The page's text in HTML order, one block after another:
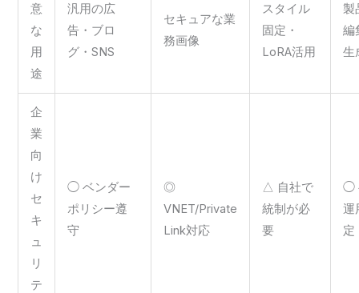
意
な
用
途
汎用の広
告・ブロ
グ・SNS
セキュアな業
務画像
スタイル
固定・
LoRA活用
製
編
生
企
業
向
け
セ
キ
ュ
リ
テ
◯ ベンダー
ポリシー遵
守
◎
VNET/Private
Link対応
△ 自社で
統制が必
要
◯
運
定